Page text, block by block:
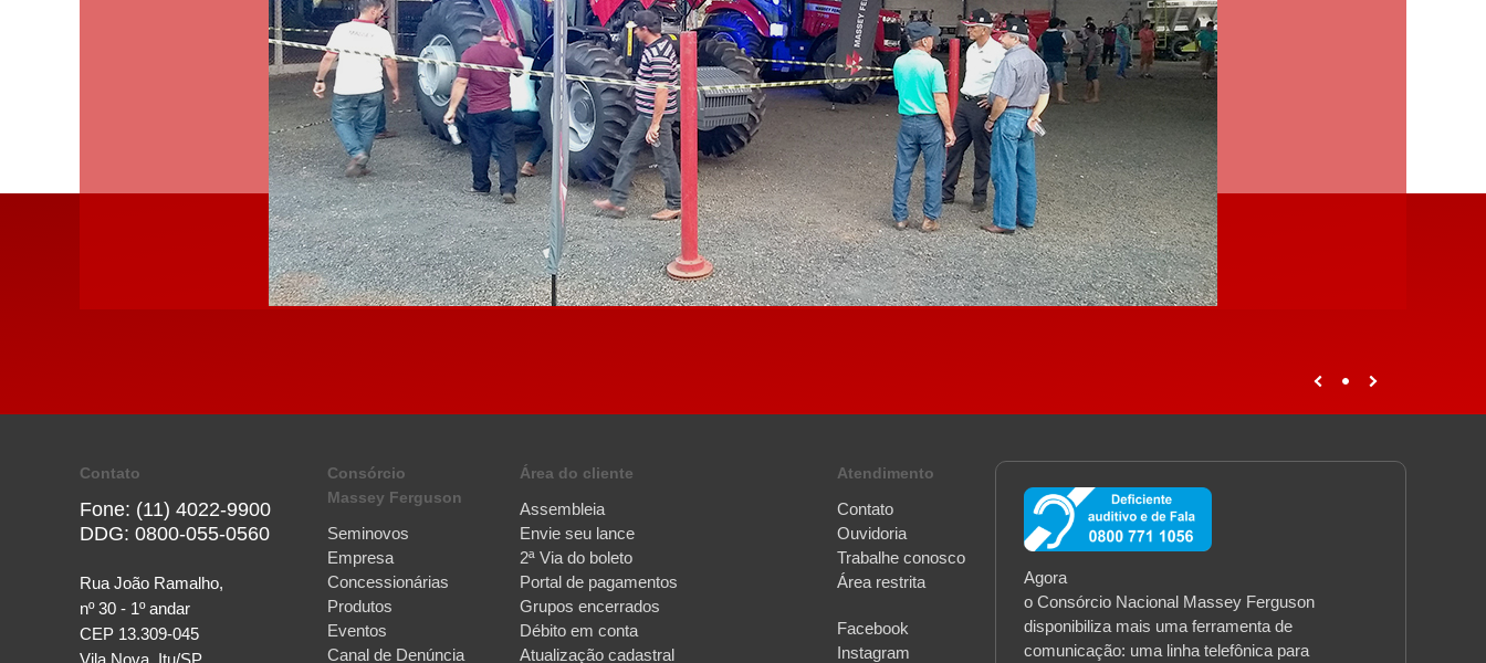
Contato
Fone: (11) 4022-9900
DDG: 0800-055-0560
Rua João Ramalho,
nº 30 - 1º andar
CEP 13.309-045
Vila Nova, Itu/SP
Consórcio
Massey Ferguson
Seminovos
Empresa
Concessionárias
Produtos
Eventos
Canal de Denúncia
Área do cliente
Assembleia
Envie seu lance
2ª Via do boleto
Portal de pagamentos
Grupos encerrados
Débito em conta
Atualização cadastral
Atendimento
Contato
Ouvidoria
Trabalhe conosco
Área restrita
Facebook
Instagram
Agora
o Consórcio Nacional Massey Ferguson
disponibiliza mais uma ferramenta de
comunicação: uma linha telefônica para